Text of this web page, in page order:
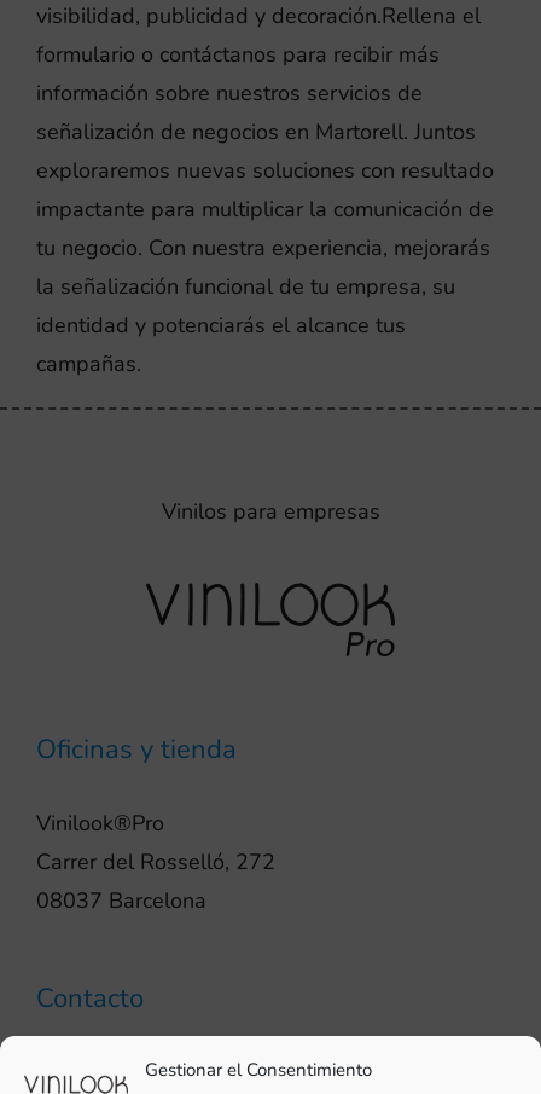
Gestionar el Consentimiento
visibilidad, publicidad y decoración.Rellena el
formulario o contáctanos para recibir más
información sobre nuestros servicios de
señalización de negocios en Martorell. Juntos
exploraremos nuevas soluciones con resultado
impactante para multiplicar la comunicación de
tu negocio. Con nuestra experiencia, mejorarás
la señalización funcional de tu empresa, su
identidad y potenciarás el alcance tus
campañas.
Vinilos para empresas
Oficinas y tienda
Vinilook®Pro
Carrer del Rosselló, 272
08037 Barcelona
Contacto